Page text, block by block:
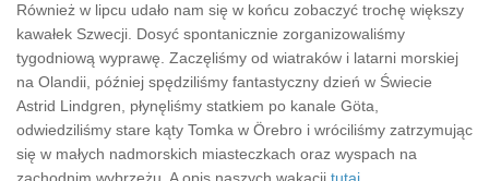
Również w lipcu udało nam się w końcu zobaczyć trochę większy
kawałek Szwecji. Dosyć spontanicznie zorganizowaliśmy
tygodniową wyprawę. Zaczęliśmy od wiatraków i latarni morskiej
na Olandii, później spędziliśmy fantastyczny dzień w Świecie
Astrid Lindgren, płynęliśmy statkiem po kanale Göta,
odwiedziliśmy stare kąty Tomka w Örebro i wróciliśmy zatrzymując
się w małych nadmorskich miasteczkach oraz wyspach na